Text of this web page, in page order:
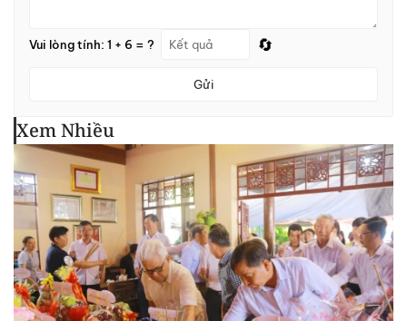
Vui lòng tính: 1 + 6 = ? 🔄
Gửi
Xem Nhiều